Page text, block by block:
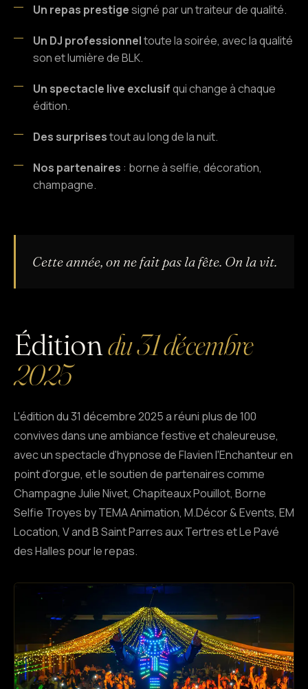
Un repas prestigesigné par un traiteur de qualité.
Un DJ professionneltoute la soirée, avec la qualité
son et lumière de BLK.
Un spectacle live exclusifqui change à chaque
édition.
Des surprisestout au long de la nuit.
Nos partenaires : borne à selfie, décoration,
champagne.
Cette année, on ne fait pas la fête. On la vit.
Éditiondu 31 décembre
2025
L'édition du 31 décembre 2025 a réuni plus de 100
convives dans une ambiance festive et chaleureuse,
avec un spectacle d'hypnose de Flavien l'Enchanteur en
point d'orgue, et le soutien de partenaires comme
Champagne Julie Nivet, Chapiteaux Pouillot, Borne
Selfie Troyes by TEMA Animation, M.Décor & Events, EM
Location, V and B Saint Parres aux Tertres et Le Pavé
des Halles pour le repas.